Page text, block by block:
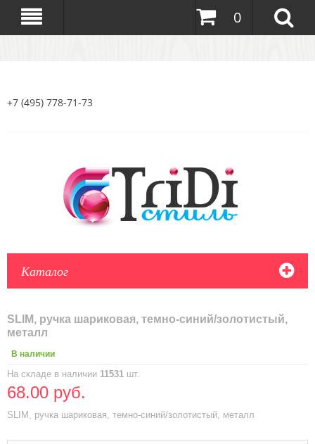
0
+7 (495) 778-71-73
Каталог
SLIM, ручка шариковая, темно-синий/золотистый,
металл
В наличии
На складе в наличии 11531 шт.
68.00 руб.
SLIM, ручка шариковая, темно-синий/золотистый, металл